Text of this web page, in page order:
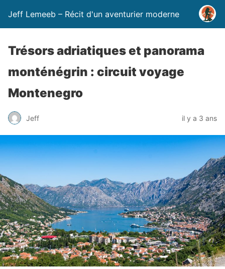
Jeff Lemeeb – Récit d'un aventurier moderne
Trésors adriatiques et panorama
monténégrin : circuit voyage
Montenegro
Jeff il y a 3 ans